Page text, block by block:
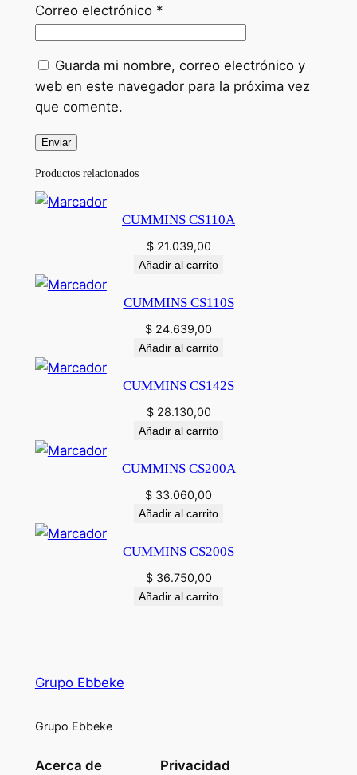
G
0
c
a
n
i
d
Correo electrónico *
Guarda mi nombre, correo electrónico y
web en este navegador para la próxima vez
que comente.
Productos relacionados
CUMMINS CS110A
$21.039,00
Añadir al carrito
CUMMINS CS110S
$ 24.639,00
Añadir al carrito
CUMMINS CS142S
$28.130,00
Añadir al carrito
CUMMINS CS200A
$ 33.060,00
Añadir al carrito
CUMMINS CS200S
$36.750,00
Añadir al carrito
Grupo Ebbeke
Grupo Ebbeke
Acerca de Privacidad